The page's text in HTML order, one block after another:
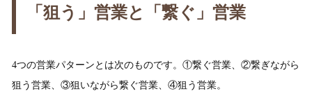
「狙う」営業と「繋ぐ」営業
4つの営業パターンとは次のものです。①繋ぐ営業、②繋ぎながら
狙う営業、③狙いながら繋ぐ営業、④狙う営業。